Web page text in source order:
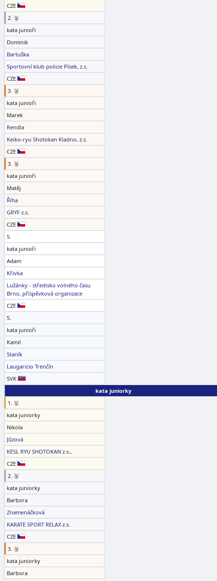
CZE
2. 🥈
kata junioři
Dominik
Bartuška
Sportovní klub policie Písek, z.s.
CZE
3. 🥉
kata junioři
Marek
Rendla
Keiko-ryu Shotokan Kladno, z.s.
CZE
3. 🥉
kata junioři
Matěj
Říha
GRYF z.s.
CZE
5.
kata junioři
Adam
Křivka
Lužánky - středisko volného času
Brno, příspěvková organizace
CZE
5.
kata junioři
Kamil
Staník
Laugaricio Trenčín
SVK
kata juniorky
1. 🥇
kata juniorky
Nikola
Jůzová
KESL RYU SHOTOKAN z.s.,
CZE
2. 🥈
kata juniorky
Barbora
Znamenáčková
KARATE SPORT RELAX z.s.
CZE
3. 🥉
kata juniorky
Barbora